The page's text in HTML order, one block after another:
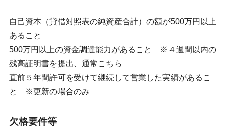
自己資本（貸借対照表の純資産合計）の額が500万円以上
あること
500万円以上の資金調達能力があること ※４週間以内の
残高証明書を提出、通常こちら
直前５年間許可を受けて継続して営業した実績があるこ
と ※更新の場合のみ
欠格要件等